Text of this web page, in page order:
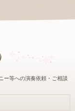
ー等への演奏依頼・ご相談